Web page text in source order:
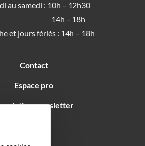
au samedi : 10h – 12h30
– 18h
et jours fériés : 14h – 18h
Contact
Espace pro
newsletter